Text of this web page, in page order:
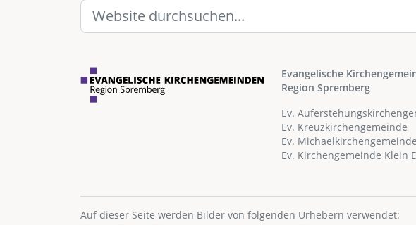
Evangelische
Region Spremberg
Ev.
Ev. Kreuzkirchengemeinde
Ev. Michaelkirchengemeinde
Ev. Kirchengemeinde Klein
Auf dieser Seite werden Bilder von folgenden Urhebern verwendet: